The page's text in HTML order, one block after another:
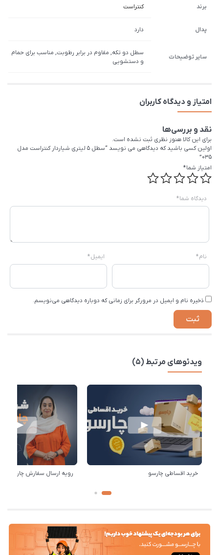
برند کنتراست
پدال دارد
سایر توضیحات
سطل دو تكه, مقاوم در برابر رطوبت, مناسب برای حمام
و دستشويی
امتیاز و دیدگاه کاربران
نقد و بررسی‌ها
برای این کالا هنوز نظری ثبت نشده است.
اولین کسی باشید که دیدگاهی می نویسد “سطل 5 لیتری شیاردار کنتراست مدل
035”
امتیاز شما*
دیدگاه شما*
نام* ایمیل*
ذخیره نام و ایمیل در مرورگر برای زمانی که دوباره دیدگاهی می‌نویسم.
ویدئوهای مرتبط (5)
خرید اقساطی چارسو رویه ارسال سفارش چارسو